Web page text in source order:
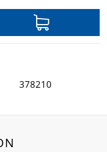
378210